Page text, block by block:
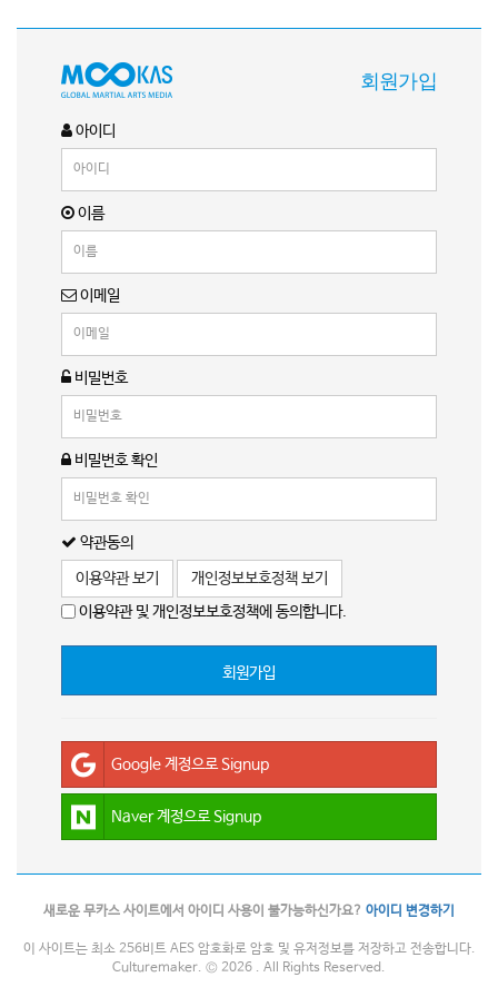
회원가입
아이디
이름
이메일
비밀번호
비밀번호 확인
약관동의
이용약관 보기
개인정보보호정책 보기
이용약관 및 개인정보보호정책에 동의합니다.
회원가입
Google 계정으로 Signup
Naver 계정으로 Signup
새로운 무카스 사이트에서 아이디 사용이 불가능하신가요? 아이디 변경하기
이 사이트는 최소 256비트 AES 암호화로 암호 및 유저정보를 저장하고 전송합니다.
Culturemaker. © 2026 . All Rights Reserved.